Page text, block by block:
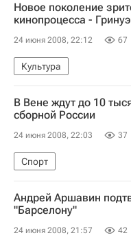
Новое поколение
кинопроцесса -
24 июня 2008, 22:12 67
Культура
В Вене ждут до 10
сборной России
24 июня 2008, 22:03 37
Спорт
Сборная России - в
Финальная часть Евро-
Андрей Аршавин
"Барселону"
24 июня 2008, 21:57 42